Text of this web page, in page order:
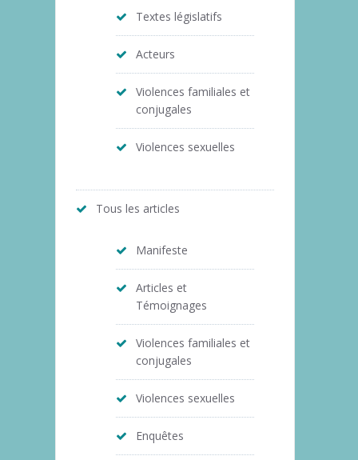
Textes législatifs
Acteurs
Violences familiales et
conjugales
Violences sexuelles
Tous les articles
Manifeste
Articles et
Témoignages
Violences familiales et
conjugales
Violences sexuelles
Enquêtes